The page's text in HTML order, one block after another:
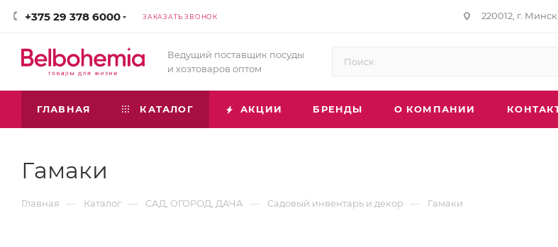
+375 29 378 6000 ЗАКАЗАТЬ ЗВОНОК 220012, г.
Ведущий поставщик посуды
и хозтоваров оптом
ГЛАВНАЯ КАТАЛОГ АКЦИИ БРЕНДЫ О КОМПАНИИ
Гамаки
Главная — Каталог — САД, ОГОРОД, ДАЧА — Садовый инвентарь и декор — Гамаки